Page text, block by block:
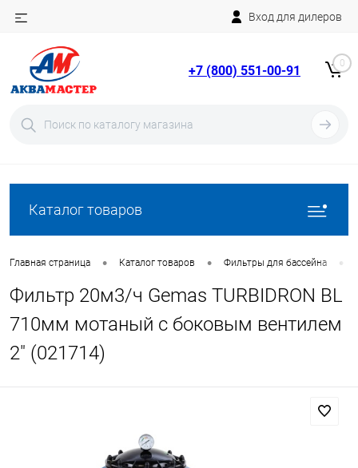
Вход для дилеров
+7 (800) 551-00-91 0
Каталог товаров
Главная страница • Каталог товаров • Фильтры для бассейна •
Фильтр 20м3/ч Gemas TURBIDRON BL
710мм мотаный с боковым вентилем
2" (021714)